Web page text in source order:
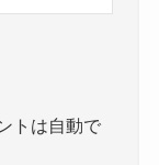
トは自動で